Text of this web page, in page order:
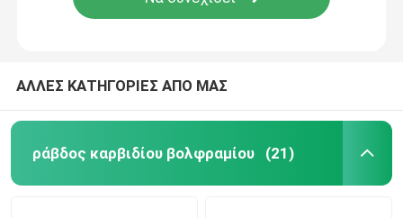
ΑΛΛΕΣ ΚΑΤΗΓΟΡΙΕΣ ΑΠΟ ΜΑΣ
ράβδος καρβιδίου βολφραμίου (21)